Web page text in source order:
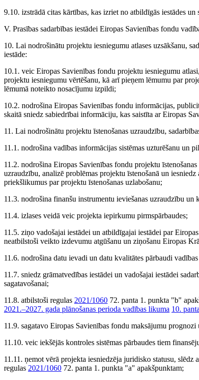
9.10. izstrādā citas kārtības, kas izriet no atbildīgās iestādes un
V. Prasības sadarbības iestādei Eiropas Savienības fondu
10. Lai nodrošinātu projektu iesniegumu atlases uzsākšanu,
iestāde:
10.1. veic Eiropas Savienības fondu projektu iesniegumu
projektu iesniegumu vērtēšanu, kā arī pieņem lēmumu par
lēmumā noteikto nosacījumu izpildi;
10.2. nodrošina Eiropas Savienības fondu informācijas,
skaitā sniedz sabiedrībai informāciju, kas saistīta ar Eiropas
11. Lai nodrošinātu projektu īstenošanas uzraudzību,
11.1. nodrošina vadības informācijas sistēmas uzturēšanu un
11.2. nodrošina Eiropas Savienības fondu projektu
uzraudzību, analizē problēmas projektu īstenošanā un
priekšlikumus par projektu īstenošanas uzlabošanu;
11.3. nodrošina finanšu instrumentu ieviešanas uzraudzību un
11.4. izlases veidā veic projekta iepirkumu pirmspārbaudes;
11.5. ziņo vadošajai iestādei un atbildīgajai iestādei par
neatbilstoši veikto izdevumu atgūšanu un ziņošanu Eiropas
11.6. nodrošina datu ievadi un datu kvalitātes pārbaudi
11.7. sniedz grāmatvedības iestādei un vadošajai iestādei
sagatavošanai;
11.8. atbilstoši regulas 2021/1060 72. panta 1. punkta "b"
2021.–2027. gada plānošanas perioda vadības likuma 10. panta
11.9. sagatavo Eiropas Savienības fondu maksājumu
11.10. veic iekšējās kontroles sistēmas pārbaudes tiem
11.11. ņemot vērā projekta iesniedzēja juridisko statusu,
regulas 2021/1060 72. panta 1. punkta "a" apakšpunktam;